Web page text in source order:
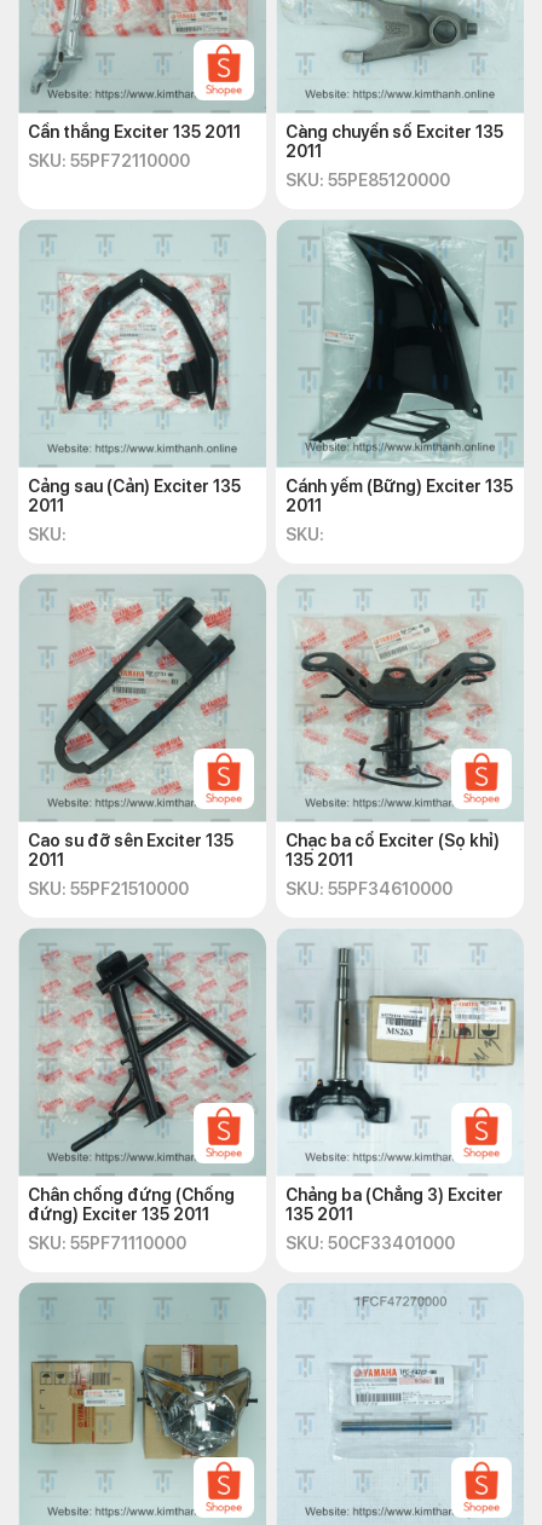
Cần thắng Exciter 135 2011
SKU: 55PF72110000
Càng chuyển số Exciter 135
2011
SKU: 55PE85120000
Cảng sau (Cản) Exciter 135
2011
SKU:
Cánh yếm (Bững) Exciter 135
2011
SKU:
Cao su đỡ sên Exciter 135
2011
SKU: 55PF21510000
Chạc ba cổ Exciter (Sọ khỉ)
135 2011
SKU: 55PF34610000
Chân chống đứng (Chống
đứng) Exciter 135 2011
SKU: 55PF71110000
Chảng ba (Chẳng 3) Exciter
135 2011
SKU: 50CF33401000